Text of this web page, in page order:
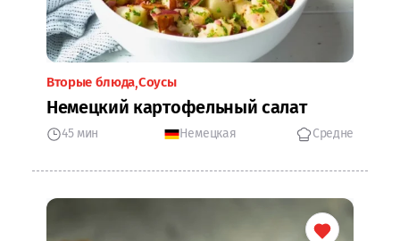
Вторые блюда Соусы
Немецкий картофельный салат
45 мин Немецкая Средне